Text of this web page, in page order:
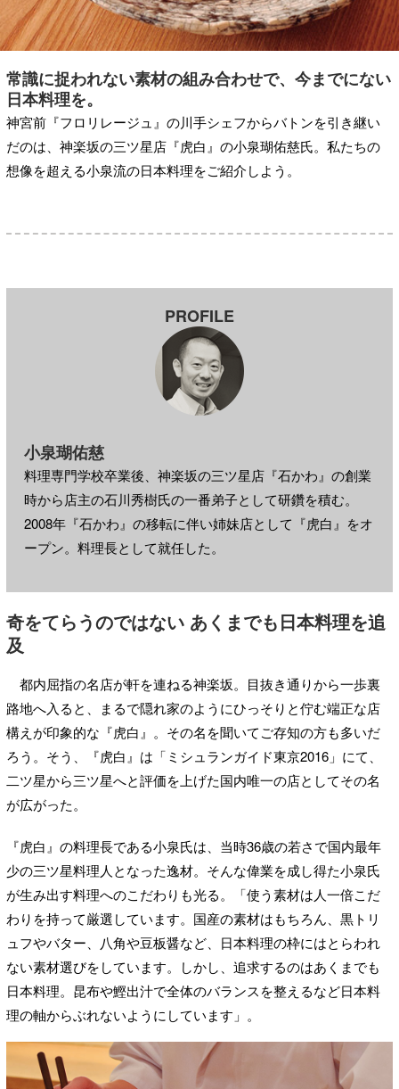
常識に捉われない素材の組み合わせで、今までにない
日本料理を。
神宮前『フロリレージュ』の川手シェフからバトンを引き継い
だのは、神楽坂の三ツ星店『虎白』の小泉瑚佑慈氏。私たちの
想像を超える小泉流の日本料理をご紹介しよう。
PROFILE
小泉瑚佑慈
料理専門学校卒業後、神楽坂の三ツ星店『石かわ』の創業
時から店主の石川秀樹氏の一番弟子として研鑽を積む。
2008年『石かわ』の移転に伴い姉妹店として『虎白』をオ
ープン。料理長として就任した。
奇をてらうのではない あくまでも日本料理を追
及
都内屈指の名店が軒を連ねる神楽坂。目抜き通りから一歩裏
路地へ入ると、まるで隠れ家のようにひっそりと佇む端正な店
構えが印象的な『虎白』。その名を聞いてご存知の方も多いだ
ろう。そう、『虎白』は「ミシュランガイド東京2016」にて、
二ツ星から三ツ星へと評価を上げた国内唯一の店としてその名
が広がった。
『虎白』の料理長である小泉氏は、当時36歳の若さで国内最年
少の三ツ星料理人となった逸材。そんな偉業を成し得た小泉氏
が生み出す料理へのこだわりも光る。「使う素材は人一倍こだ
わりを持って厳選しています。国産の素材はもちろん、黒トリ
ュフやバター、八角や豆板醤など、日本料理の枠にはとらわれ
ない素材選びをしています。しかし、追求するのはあくまでも
日本料理。昆布や鰹出汁で全体のバランスを整えるなど日本料
理の軸からぶれないようにしています」。